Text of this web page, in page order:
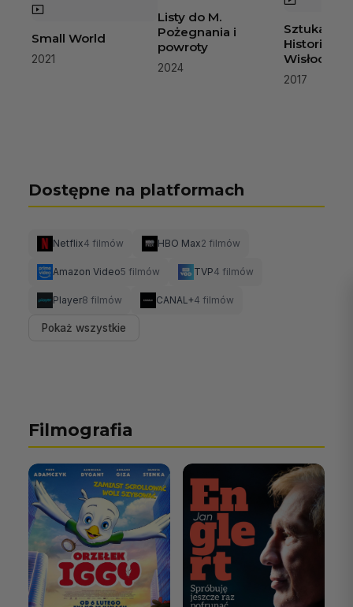
Small World
2021
Listy do M.
Pożegnania i
powroty
2024
Sztuka
Historia
Wisłockiej
2017
Dostępne na platformach
Netflix4 filmów HBO Max2 filmów
Amazon Video5 filmów TVP4 filmów
Player8 filmów CANAL+4 filmów
Pokaż wszystkie
Filmografia